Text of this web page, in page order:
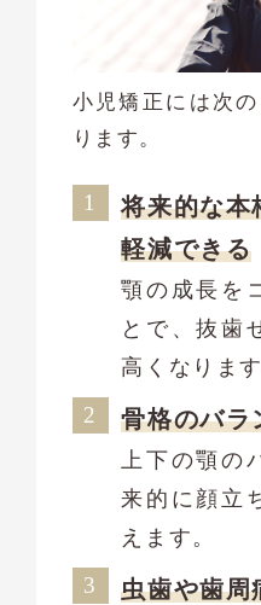
小児矯正には次
ります。
将来的な本
軽減できる
顎の成長を
とで、抜歯
高くなります
骨格のバラ
上下の顎の
来的に顔立
えます。
虫歯や歯周